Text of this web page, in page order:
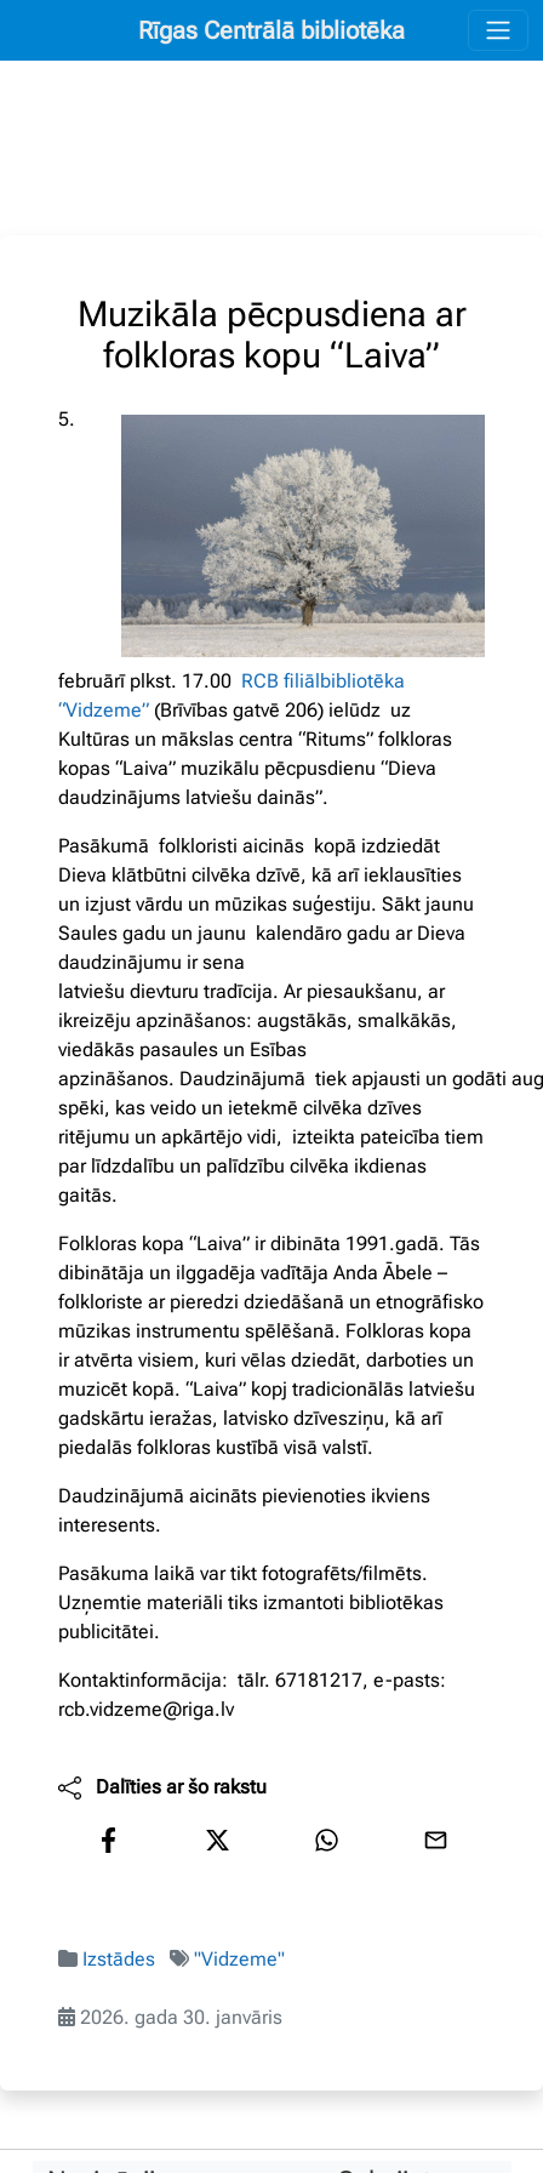
Rīgas Centrālā bibliotēka
Muzikāla pēcpusdiena ar
folkloras kopu “Laiva”
5.
februārī plkst. 17.00 RCB filiālbibliotēka
“Vidzeme” (Brīvības gatvē 206) ielūdz uz
Kultūras un mākslas centra “Ritums” folkloras
kopas “Laiva” muzikālu pēcpusdienu “Dieva
daudzinājums latviešu dainās”.
Pasākumā folkloristi aicinās kopā izdziedāt
Dieva klātbūtni cilvēka dzīvē, kā arī ieklausīties
un izjust vārdu un mūzikas suģestiju. Sākt jaunu
Saules gadu un jaunu kalendāro gadu ar Dieva
daudzinājumu ir sena
latviešu dievturu tradīcija. Ar piesaukšanu, ar
ikreizēju apzināšanos: augstākās, smalkākās,
viedākās pasaules un Esības
apzināšanos. Daudzinājumā tiek apjausti un godāti
spēki, kas veido un ietekmē cilvēka dzīves
ritējumu un apkārtējo vidi, izteikta pateicība tiem
par līdzdalību un palīdzību cilvēka ikdienas
gaitās.
Folkloras kopa “Laiva” ir dibināta 1991.gadā. Tās
dibinātāja un ilggadēja vadītāja Anda Ābele –
folkloriste ar pieredzi dziedāšanā un etnogrāfisko
mūzikas instrumentu spēlēšanā. Folkloras kopa
ir atvērta visiem, kuri vēlas dziedāt, darboties un
muzicēt kopā. “Laiva” kopj tradicionālās latviešu
gadskārtu ieražas, latvisko dzīvesziņu, kā arī
piedalās folkloras kustībā visā valstī.
Daudzinājumā aicināts pievienoties ikviens
interesents.
Pasākuma laikā var tikt fotografēts/filmēts.
Uzņemtie materiāli tiks izmantoti bibliotēkas
publicitātei.
Kontaktinformācija: tālr. 67181217, e-pasts:
rcb.vidzeme@riga.lv
Dalīties ar šo rakstu
Izstādes "Vidzeme"
2026. gada 30. janvāris